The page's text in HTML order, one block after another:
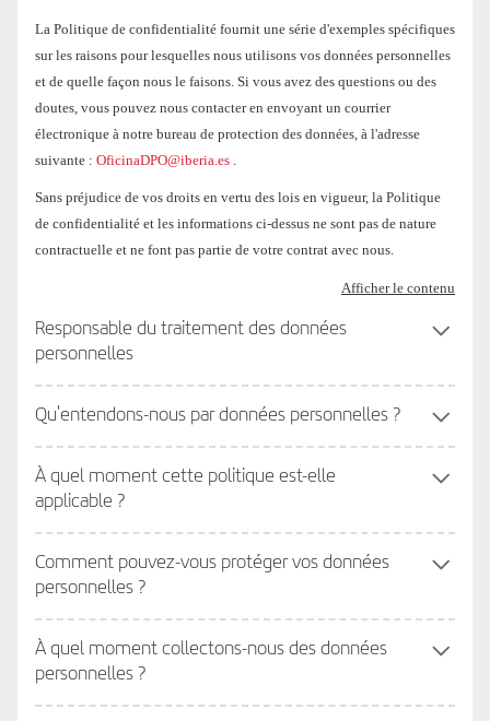
La Politique de confidentialité fournit une série d'exemples spécifiques
sur les raisons pour lesquelles nous utilisons vos données personnelles
et de quelle façon nous le faisons. Si vous avez des questions ou des
doutes, vous pouvez nous contacter en envoyant un courrier
électronique à notre bureau de protection des données, à l'adresse
suivante : OficinaDPO@iberia.es .
Sans préjudice de vos droits en vertu des lois en vigueur, la Politique
de confidentialité et les informations ci-dessus ne sont pas de nature
contractuelle et ne font pas partie de votre contrat avec nous.
Afficher le contenu
Responsable du traitement des données
personnelles
Qu'entendons-nous par données personnelles ?
À quel moment cette politique est-elle
applicable ?
Comment pouvez-vous protéger vos données
personnelles ?
À quel moment collectons-nous des données
personnelles ?